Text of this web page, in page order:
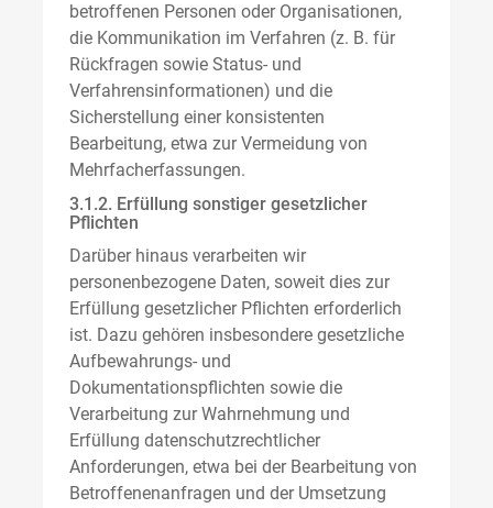
betroffenen Personen oder Organisationen,
die Kommunikation im Verfahren (z. B. für
Rückfragen sowie Status- und
Verfahrensinformationen) und die
Sicherstellung einer konsistenten
Bearbeitung, etwa zur Vermeidung von
Mehrfacherfassungen.
3.1.2. Erfüllung sonstiger gesetzlicher
Pflichten
Darüber hinaus verarbeiten wir
personenbezogene Daten, soweit dies zur
Erfüllung gesetzlicher Pflichten erforderlich
ist. Dazu gehören insbesondere gesetzliche
Aufbewahrungs- und
Dokumentationspflichten sowie die
Verarbeitung zur Wahrnehmung und
Erfüllung datenschutzrechtlicher
Anforderungen, etwa bei der Bearbeitung von
Betroffenenanfragen und der Umsetzung